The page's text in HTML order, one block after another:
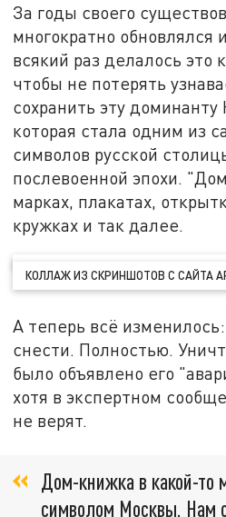
За годы своего
многократно обновлялся
всякий раз делалось это
чтобы не потерять
сохранить эту доминанту
которая стала одним из
символов русской
послевоенной эпохи.
марках, плакатах,
кружках и так далее.
КОЛЛАЖ ИЗ СКРИНШОТОВ С САЙТА
А теперь всё
снести. Полностью.
было объявлено его
хотя в экспертном
не верят.
Дом-книжка в какой-то
символом Москвы. Нам